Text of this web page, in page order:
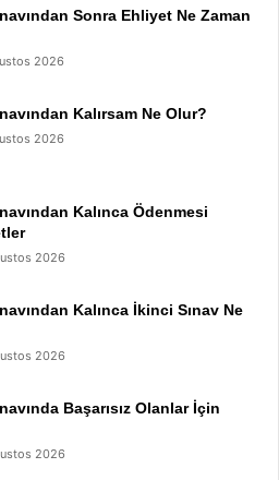
Sonra Ehliyet Ne Zaman
2026
Kalırsam Ne Olur?
2026
Kalınca Ödenmesi
2026
Kalınca İkinci Sınav Ne
2026
Başarısız Olanlar İçin
2026